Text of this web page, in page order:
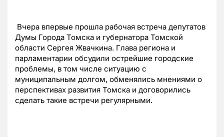
Вчера впервые прошла рабочая встреча депутатов
Думы Города Томска и губернатора Томской
области Сергея Жвачкина. Глава региона и
парламентарии обсудили острейшие городские
проблемы, в том числе ситуацию с
муниципальным долгом, обменялись мнениями о
перспективах развития Томска и договорились
сделать такие встречи регулярными.